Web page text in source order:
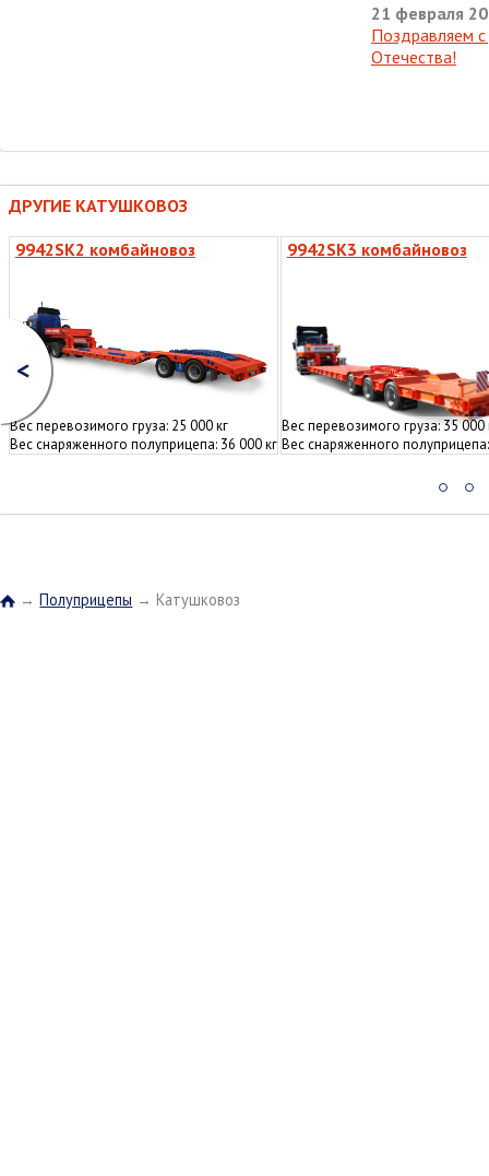
21 февраля
Поздравляем
Отечества!
ДРУГИЕ КАТУШКОВОЗ
9942SK2 комбайновоз
Вес перевозимого груза: 25 000 кг
Вес снаряженного полуприцепа: 36 000 кг
9942SK3 комбайновоз
Вес перевозимого груза: 35 000
Вес снаряженного
<
Главная
→ Полуприцепы → Катушковоз